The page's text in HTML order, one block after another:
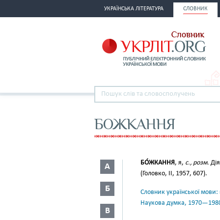
УКРАЇНСЬКА ЛІТЕРАТУРА СЛОВНИК
БОЖКАННЯ
А
Б
В
БО́ЖКАННЯ, я, с., розм.
(Головко, II, 1957, 607).
Словник української
Наукова думка,